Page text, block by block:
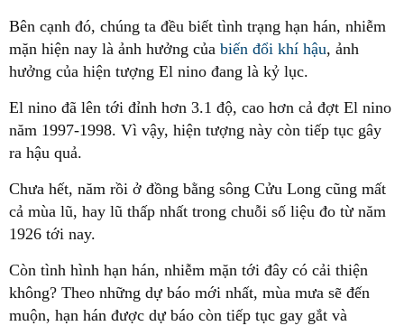
Bên cạnh đó, chúng ta đều biết tình trạng hạn hán, nhiễm
mặn hiện nay là ảnh hưởng của biến đổi khí hậu, ảnh
hưởng của hiện tượng El nino đang là kỷ lục.
El nino đã lên tới đỉnh hơn 3.1 độ, cao hơn cả đợt El nino
năm 1997-1998. Vì vậy, hiện tượng này còn tiếp tục gây
ra hậu quả.
Chưa hết, năm rồi ở đồng bằng sông Cửu Long cũng mất
cả mùa lũ, hay lũ thấp nhất trong chuỗi số liệu đo từ năm
1926 tới nay.
Còn tình hình hạn hán, nhiễm mặn tới đây có cải thiện
không? Theo những dự báo mới nhất, mùa mưa sẽ đến
muộn, hạn hán được dự báo còn tiếp tục gay gắt và